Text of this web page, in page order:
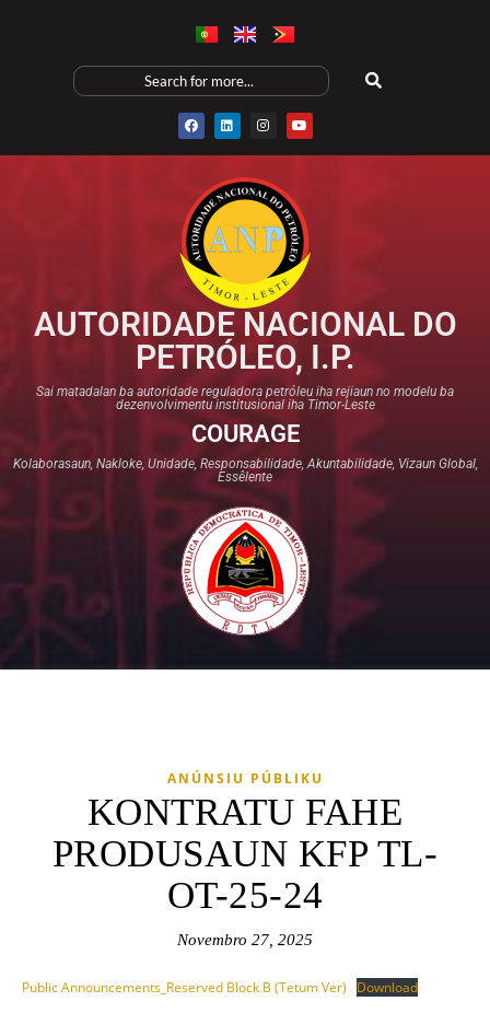
AUTORIDADE NACIONAL DO
PETRÓLEO, I.P.
Sai matadalan ba autoridade reguladora petróleu iha rejiaun no modelu ba
dezenvolvimentu institusional iha Timor-Leste
COURAGE
Kolaborasaun, Nakloke, Unidade, Responsabilidade, Akuntabilidade, Vizaun Global,
Essêlente
ANÚNSIU PÚBLIKU
KONTRATU FAHE
PRODUSAUN KFP TL-
OT-25-24
Novembro 27, 2025
Public Announcements_Reserved Block B (Tetum Ver) Download